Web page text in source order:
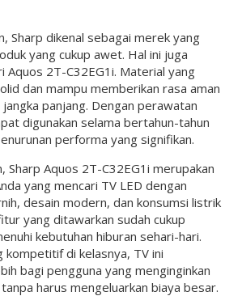
Sharp dikenal sebagai merek yang
yang cukup awet. Hal ini juga
Aquos 2T-C32EG1i. Material yang
dan mampu memberikan rasa aman
panjang. Dengan perawatan
digunakan selama bertahun-tahun
performa yang signifikan.
Sharp Aquos 2T-C32EG1i merupakan
yang mencari TV LED dengan
desain modern, dan konsumsi listrik
yang ditawarkan sudah cukup
kebutuhan hiburan sehari-hari.
kompetitif di kelasnya, TV ini
bagi pengguna yang menginginkan
harus mengeluarkan biaya besar.